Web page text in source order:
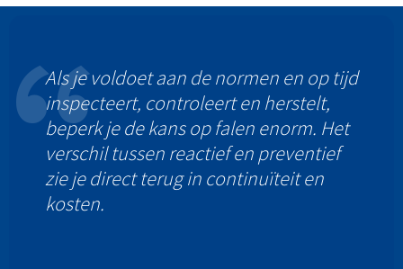
Als je voldoet aan de normen en op tijd
inspecteert, controleert en herstelt,
beperk je de kans op falen enorm. Het
verschil tussen reactief en preventief
zie je direct terug in continuïteit en
kosten.